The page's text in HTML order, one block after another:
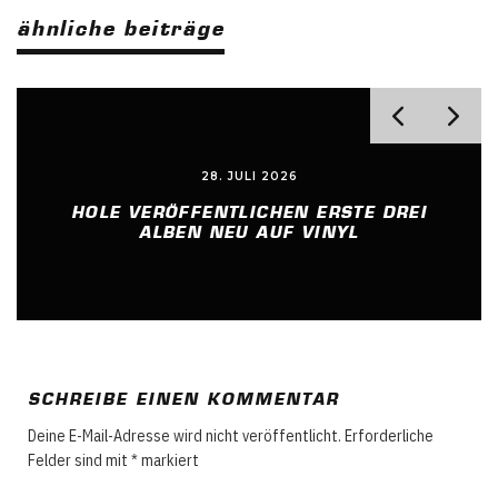
ähnliche beiträge
28. JULI 2026
HOLE VERÖFFENTLICHEN ERSTE DREI
ALBEN NEU AUF VINYL
SCHREIBE EINEN KOMMENTAR
Deine E-Mail-Adresse wird nicht veröffentlicht. Erforderliche
Felder sind mit *markiert